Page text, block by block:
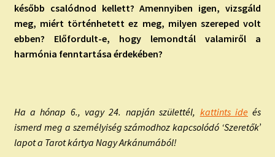
később csalódnod kellett? Amennyiben igen, vizsgáld
meg, miért történhetett ez meg, milyen szereped volt
ebben? Előfordult-e, hogy lemondtál valamiről a
harmónia fenntartása érdekében?
Ha a hónap 6., vagy 24. napján születtél, kattints ide és
ismerd meg a személyiség számodhoz kapcsolódó ‘Szeretők’
lapot a Tarot kártya Nagy Arkánumából!